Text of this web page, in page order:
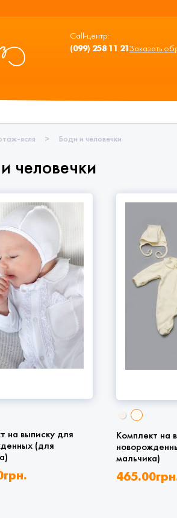
Call-центр:
(099) 258 11 21 Заказать
ясля > Боди и человечки
человечки
на выписку для
(для
грн.
Комплект на
мальчика)
465.00